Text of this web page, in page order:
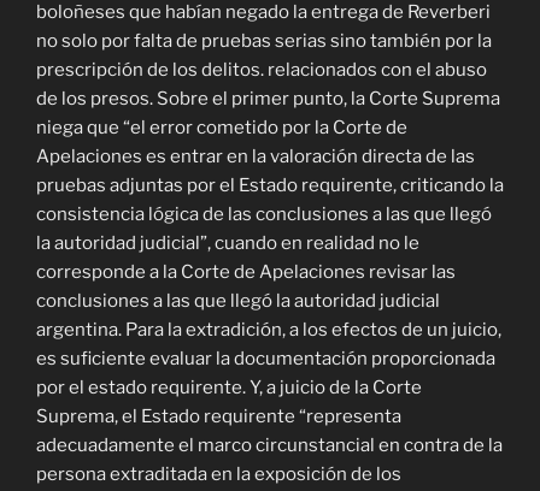
boloñeses que habían negado la entrega de Reverberi
no solo por falta de pruebas serias sino también por la
prescripción de los delitos. relacionados con el abuso
de los presos. Sobre el primer punto, la Corte Suprema
niega que “el error cometido por la Corte de
Apelaciones es entrar en la valoración directa de las
pruebas adjuntas por el Estado requirente, criticando la
consistencia lógica de las conclusiones a las que llegó
la autoridad judicial”, cuando en realidad no le
corresponde a la Corte de Apelaciones revisar las
conclusiones a las que llegó la autoridad judicial
argentina. Para la extradición, a los efectos de un juicio,
es suficiente evaluar la documentación proporcionada
por el estado requirente. Y, a juicio de la Corte
Suprema, el Estado requirente “representa
adecuadamente el marco circunstancial en contra de la
persona extraditada en la exposición de los